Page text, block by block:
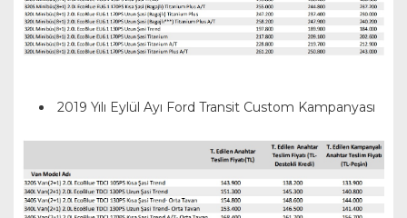
2019 Yılı Eylül Ayı Ford Transit Custom Kampanyası